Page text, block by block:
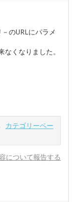
のURLにパラメ
くなりました。
カテゴリーペー
について報告する